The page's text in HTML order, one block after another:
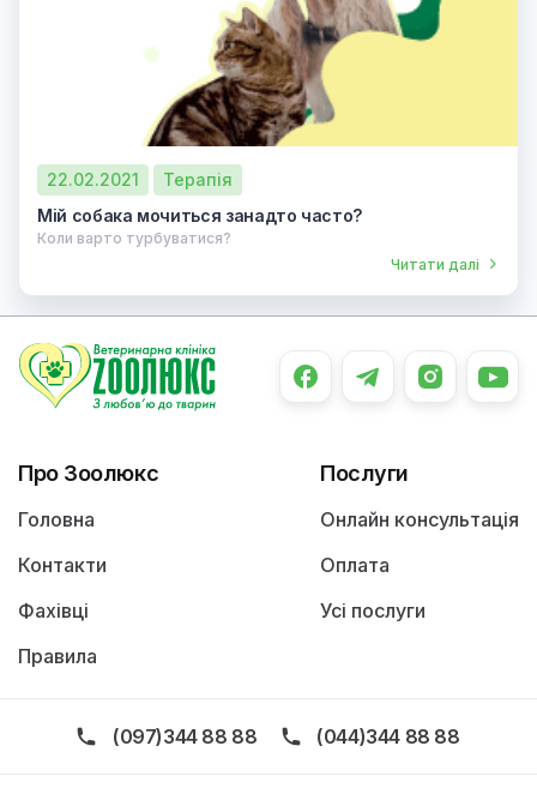
22.02.2021
Терапія
Мій собака мочиться занадто часто?
Коли варто турбуватися?
Читати далі
Про Зоолюкс
Головна
Контакти
Фахівці
Правила
Послуги
Онлайн консультація
Оплата
Усі послуги
(097)344 88 88 (044)344 88 88